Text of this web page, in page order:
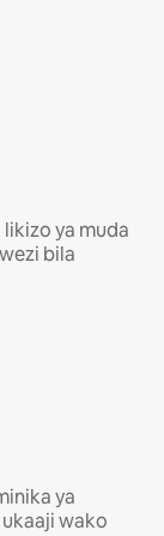
ya muda
bila
ya
wako